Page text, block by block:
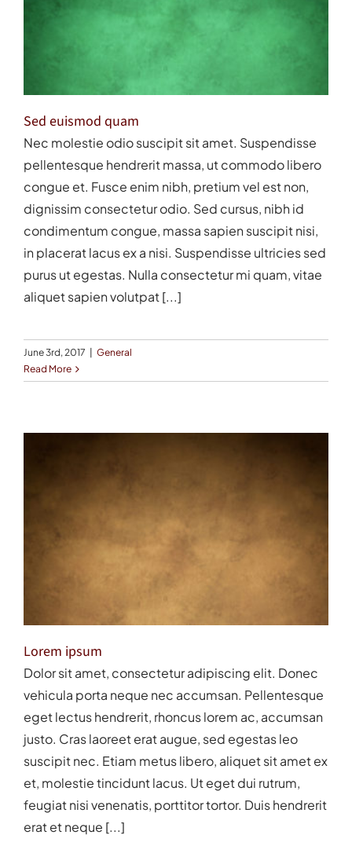
Sed euismod quam
Nec molestie odio suscipit sit amet. Suspendisse
pellentesque hendrerit massa, ut commodo libero
congue et. Fusce enim nibh, pretium vel est non,
dignissim consectetur odio. Sed cursus, nibh id
condimentum congue, massa sapien suscipit nisi,
in placerat lacus ex a nisi. Suspendisse ultricies sed
purus ut egestas. Nulla consectetur mi quam, vitae
aliquet sapien volutpat [...]
June 3rd, 2017
General
Read More
Lorem ipsum
Dolor sit amet, consectetur adipiscing elit. Donec
vehicula porta neque nec accumsan. Pellentesque
eget lectus hendrerit, rhoncus lorem ac, accumsan
justo. Cras laoreet erat augue, sed egestas leo
suscipit nec. Etiam metus libero, aliquet sit amet ex
et, molestie tincidunt lacus. Ut eget dui rutrum,
feugiat nisi venenatis, porttitor tortor. Duis hendrerit
erat et neque [...]